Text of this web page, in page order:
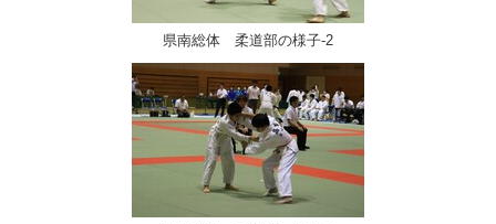
県南総体 柔道部の様子-2